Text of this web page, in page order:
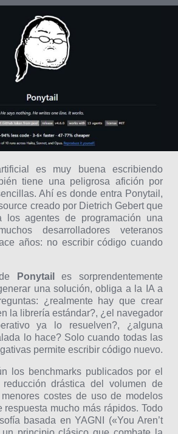
es muy buena escribiendo
tiene una peligrosa afición por
Ahí es donde entra Ponytail,
creado por Dietrich Gebert que
los agentes de programación una
desarrolladores veteranos
años: no escribir código cuando
Ponytailes sorprendentemente
una solución, obliga a la IA a
¿realmente hay que crear
la librería estándar?, ¿el navegador
ya lo resuelven?, ¿alguna
lo hace? Solo cuando todas las
permite escribir código nuevo.
los benchmarks publicados por el
drástica del volumen de
costes de uso de modelos
respuesta mucho más rápidos. Todo
basada en YAGNI («You Aren’t